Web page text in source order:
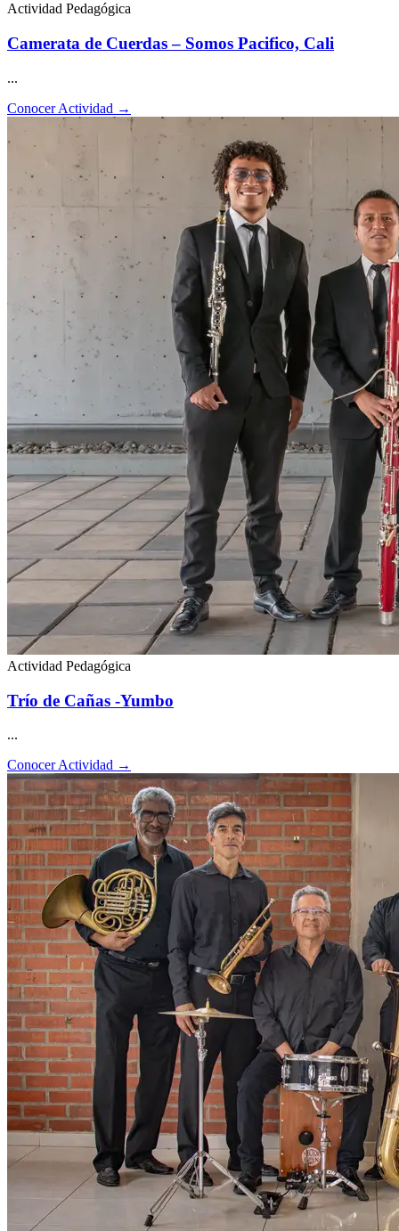
Actividad Pedagógica
Camerata de Cuerdas – Somos Pacifico, Cali
...
Conocer Actividad →
Actividad Pedagógica
Trío de Cañas -Yumbo
...
Conocer Actividad →